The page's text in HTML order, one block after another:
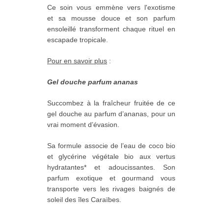
Ce soin vous emmène vers l'exotisme
et sa mousse douce et son parfum
ensoleillé transforment chaque rituel en
escapade tropicale.
Pour en savoir plus :
Gel douche parfum ananas
Succombez à la fraîcheur fruitée de ce
gel douche au parfum d’ananas, pour un
vrai moment d’évasion.
Sa formule associe de l’eau de coco bio
et glycérine végétale bio aux vertus
hydratantes* et adoucissantes. Son
parfum exotique et gourmand vous
transporte vers les rivages baignés de
soleil des îles Caraïbes.